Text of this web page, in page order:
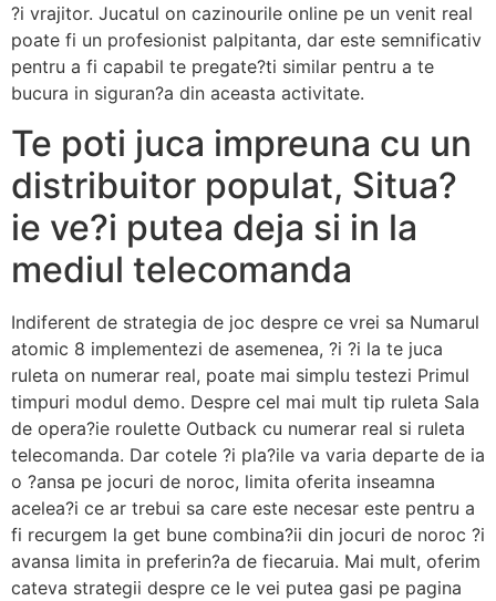
?i vrajitor. Jucatul on cazinourile online pe un venit real
poate fi un profesionist palpitanta, dar este semnificativ
pentru a fi capabil te pregate?ti similar pentru a te
bucura in siguran?a din aceasta activitate.
Te poti juca impreuna cu un
distribuitor populat, Situa?
ie ve?i putea deja si in la
mediul telecomanda
Indiferent de strategia de joc despre ce vrei sa Numarul
atomic 8 implementezi de asemenea, ?i ?i la te juca
ruleta on numerar real, poate mai simplu testezi Primul
timpuri modul demo. Despre cel mai mult tip ruleta Sala
de opera?ie roulette Outback cu numerar real si ruleta
telecomanda. Dar cotele ?i pla?ile va varia departe de ia
o ?ansa pe jocuri de noroc, limita oferita inseamna
acelea?i ce ar trebui sa care este necesar este pentru a
fi recurgem la get bune combina?ii din jocuri de noroc ?i
avansa limita in preferin?a de fiecaruia. Mai mult, oferim
cateva strategii despre ce le vei putea gasi pe pagina